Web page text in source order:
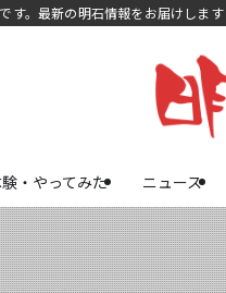
す。最新の明石情報をお届けします
・やってみた ニュース